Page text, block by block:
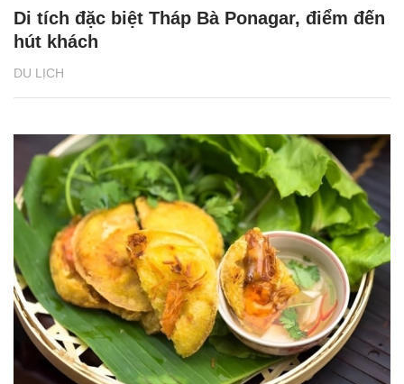
DU LỊCH
Di tích đặc biệt Tháp Bà Ponagar, điểm đến
hút khách